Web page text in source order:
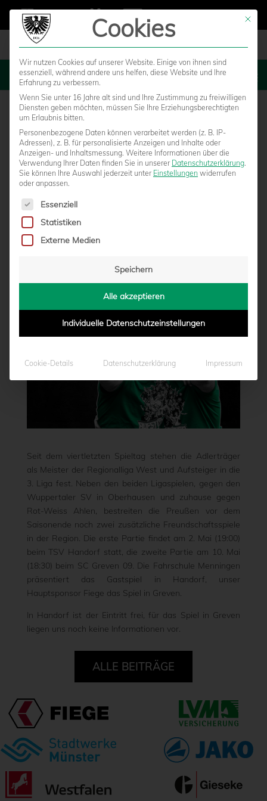
MENU
FREUNDSCHAFTSSPIELE IN HANDORF UND
vonMarcel Weskamp|30.04.2023 - 15:04
Seit dem viertletzten Spieltag stehen die Adlerträger
als Meister der Regionalliga West und Aufsteiger in die
3. Liga fest. Neben den beiden Ligaspielen, gegen den
Wuppertaler SV in Oberhausen und zuhause gegen
Rot-Weiss Ahlen, bestreiten die Preußen vor dem
Saisonende noch zwei zusätzliche Freundschaftsspiele
in der Region. Die erste Partie findet am 2. Mai (19:00)
beim TSV Handorf statt, die zweite Partie am 10. Mai
(18:30) beim SC Greven 09. Die Fahrschule Menningen
präsentiert das Gastspiel in Handorf, unser
Hauptsponsor Fiege das Spiel in Greven.
In Handorf ist der Eintritt frei, für das Spiel in Greven
liegen uns noch keine Informationen vor.
ALLE BEITRÄGE
Mit
Cookies
Wir nutzen Cookies auf unserer Website. Einige von ihnen sind
essenziell, während andere uns helfen, diese Website und Ihre
Erfahrung zu verbessern.
Wenn Sie unter 16 Jahre alt sind und Ihre Zustimmung zu freiwilligen
Diensten geben möchten, müssen Sie Ihre Erziehungsberechtigten
um Erlaubnis bitten.
Personenbezogene Daten können verarbeitet werden (z. B. IP-
Adressen), z. B. für personalisierte Anzeigen und Inhalte oder
Anzeigen- und Inhaltsmessung. Weitere Informationen über die
Verwendung Ihrer Daten finden Sie in unserer Datenschutzerklärung.
Sie können Ihre Auswahl jederzeit unter Einstellungen widerrufen
oder anpassen.
Es folgt eine Liste der Service-Gruppen, für die eine
Essenziell
Statistiken
Externe Medien
Speichern
Alle akzeptieren
Individuelle Datenschutzeinstellungen
Cookie-Details Datenschutzerklärung Impressum